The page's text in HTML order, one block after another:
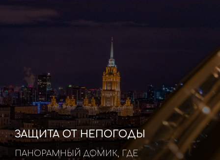
ЗАЩИТА ОТ НЕПОГОДЫ
ПАНОРАМНЫЙ ДОМИК, ГДЕ